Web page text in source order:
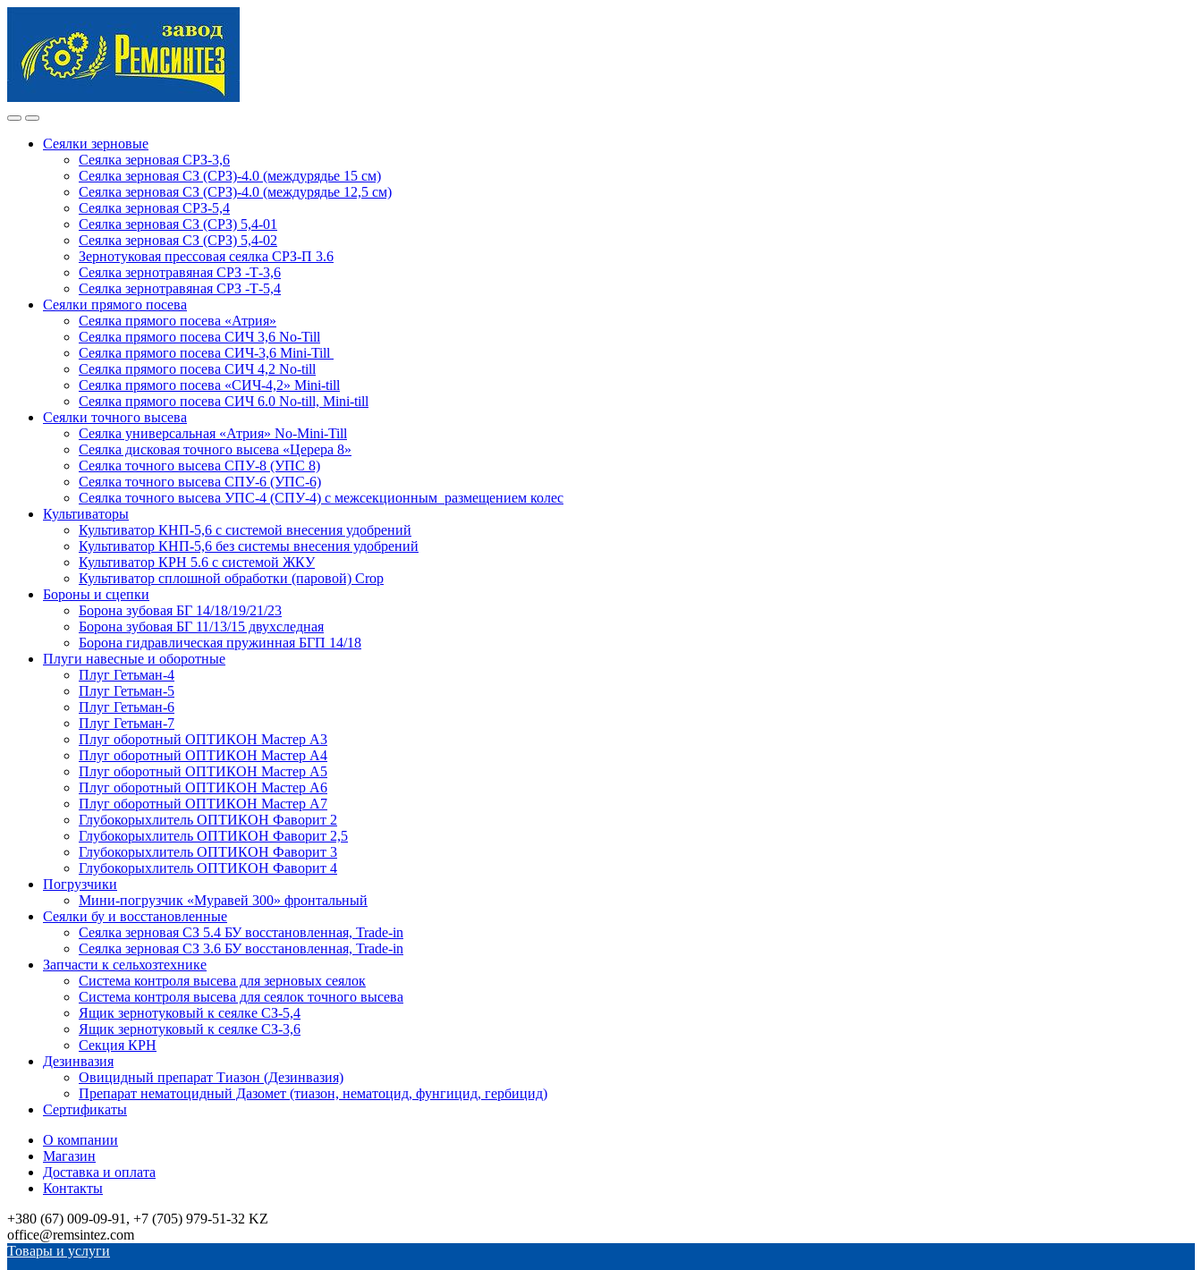
navigation
content
Сеялки зерновые
Сеялка зерновая СРЗ-3,6
Сеялка зерновая СЗ (СРЗ)-4.0 (междурядье 15 см)
Сеялка зерновая СЗ (СРЗ)-4.0 (междурядье 12,5 см)
Сеялка зерновая СРЗ-5,4
Сеялка зерновая СЗ (СРЗ) 5,4-01
Сеялка зерновая СЗ (СРЗ) 5,4-02
Зернотуковая прессовая сеялка СРЗ-П 3.6
Сеялка зернотравяная СРЗ -Т-3,6
Сеялка зернотравяная СРЗ -Т-5,4
Сеялки прямого посева
Сеялка прямого посева «Атрия»
Сеялка прямого посева СИЧ 3,6 No-Till
Сеялка прямого посева СИЧ-3,6 Mini-Till
Сеялка прямого посева СИЧ 4,2 No-till
Сеялка прямого посева «СИЧ-4,2» Mini-till
Сеялка прямого посева СИЧ 6.0 No-till, Mini-till
Сеялки точного высева
Сеялка универсальная «Атрия» No-Mini-Till
Сеялка дисковая точного высева «Церера 8»
Сеялка точного высева СПУ-8 (УПС 8)
Сеялка точного высева СПУ-6 (УПС-6)
Сеялка точного высева УПС-4 (СПУ-4) с межсекционным размещением колес
Культиваторы
Культиватор КНП-5,6 с системой внесения удобрений
Культиватор КНП-5,6 без системы внесения удобрений
Культиватор КРН 5.6 с системой ЖКУ
Культиватор сплошной обработки (паровой) Crop
Бороны и сцепки
Борона зубовая БГ 14/18/19/21/23
Борона зубовая БГ 11/13/15 двухследная
Борона гидравлическая пружинная БГП 14/18
Плуги навесные и оборотные
Плуг Гетьман-4
Плуг Гетьман-5
Плуг Гетьман-6
Плуг Гетьман-7
Плуг оборотный ОПТИКОН Мастер А3
Плуг оборотный ОПТИКОН Мастер А4
Плуг оборотный ОПТИКОН Мастер А5
Плуг оборотный ОПТИКОН Мастер А6
Плуг оборотный ОПТИКОН Мастер А7
Глубокорыхлитель ОПТИКОН Фаворит 2
Глубокорыхлитель ОПТИКОН Фаворит 2,5
Глубокорыхлитель ОПТИКОН Фаворит 3
Глубокорыхлитель ОПТИКОН Фаворит 4
Погрузчики
Мини-погрузчик «Муравей 300» фронтальный
Сеялки бу и восстановленные
Сеялка зерновая СЗ 5.4 БУ восстановленная, Trade-in
Сеялка зерновая СЗ 3.6 БУ восстановленная, Trade-in
Запчасти к сельхозтехнике
Система контроля высева для зерновых сеялок
Система контроля высева для сеялок точного высева
Ящик зернотуковый к сеялке СЗ-5,4
Ящик зернотуковый к сеялке СЗ-3,6
Секция КРН
Дезинвазия
Овицидный препарат Тиазон (Дезинвазия)
Препарат нематоцидный Дазомет (тиазон, нематоцид, фунгицид, гербицид)
Сертификаты
О компании
Магазин
Доставка и оплата
Контакты
+380 (67) 009-09-91, +7 (705) 979-51-32 KZ
office@remsintez.com
Товары и услуги